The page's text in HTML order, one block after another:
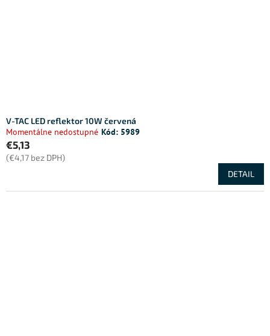
V-TAC LED reflektor 10W červená
Momentálne nedostupné Kód: 5989
€5,13
(€4,17 bez DPH)
DETAIL